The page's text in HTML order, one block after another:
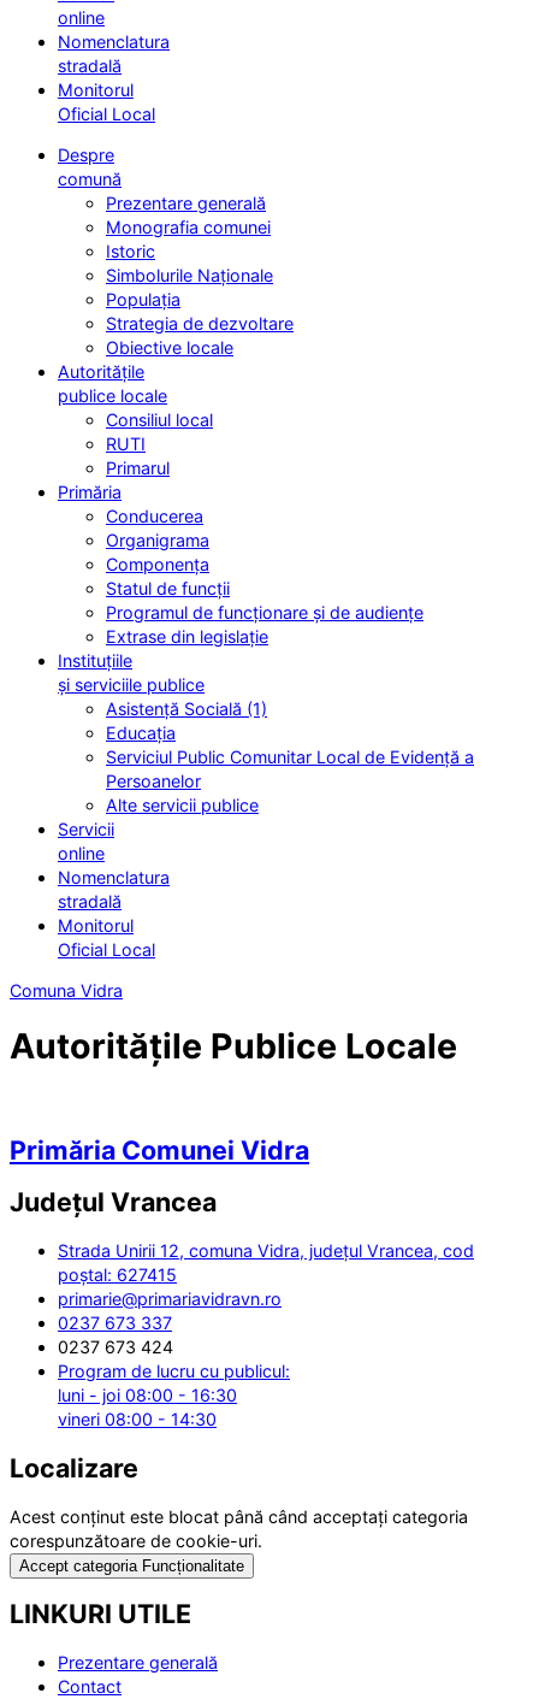
online
Nomenclatura
stradală
Monitorul
Oficial Local
Despre
comună
Prezentare generală
Monografia comunei
Istoric
Simbolurile Naționale
Populația
Strategia de dezvoltare
Obiective locale
Autoritățile
publice locale
Consiliul local
RUTI
Primarul
Primăria
Conducerea
Organigrama
Componența
Statul de funcții
Programul de funcționare și de audiențe
Extrase din legislație
Instituțiile
și serviciile publice
Asistență Socială (1)
Educația
Serviciul Public Comunitar Local de Evidență a
Persoanelor
Alte servicii publice
Servicii
online
Nomenclatura
stradală
Monitorul
Oficial Local
Comuna Vidra
Autoritățile Publice Locale
Primăria Comunei Vidra
Județul Vrancea
Strada Unirii 12, comuna Vidra, județul Vrancea, cod
poștal: 627415
primarie@primariavidravn.ro
0237 673 337
0237 673 424
Program de lucru cu publicul:
luni - joi 08:00 - 16:30
vineri 08:00 - 14:30
Localizare
Acest conținut este blocat până când acceptați categoria
corespunzătoare de cookie-uri.
Accept categoria Funcționalitate
LINKURI UTILE
Prezentare generală
Contact